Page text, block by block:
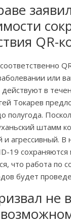
QR-
или
в
Токарев
полугода.
штамм
и агрессивный. В
19
что работа по
будет
не